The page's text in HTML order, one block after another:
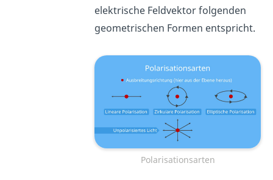
elektrische Feldvektor folgenden
geometrischen Formen entspricht.
Polarisationsarten